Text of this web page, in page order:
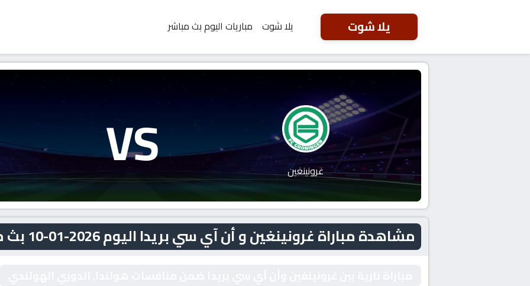
يلا شوت يلا شوت مباريات اليوم بث مباشر
غرونينغين VS
مشاهدة مباراة غرونينغين و أن آي سي بريدا اليوم 2026-01-10 بث مباشر